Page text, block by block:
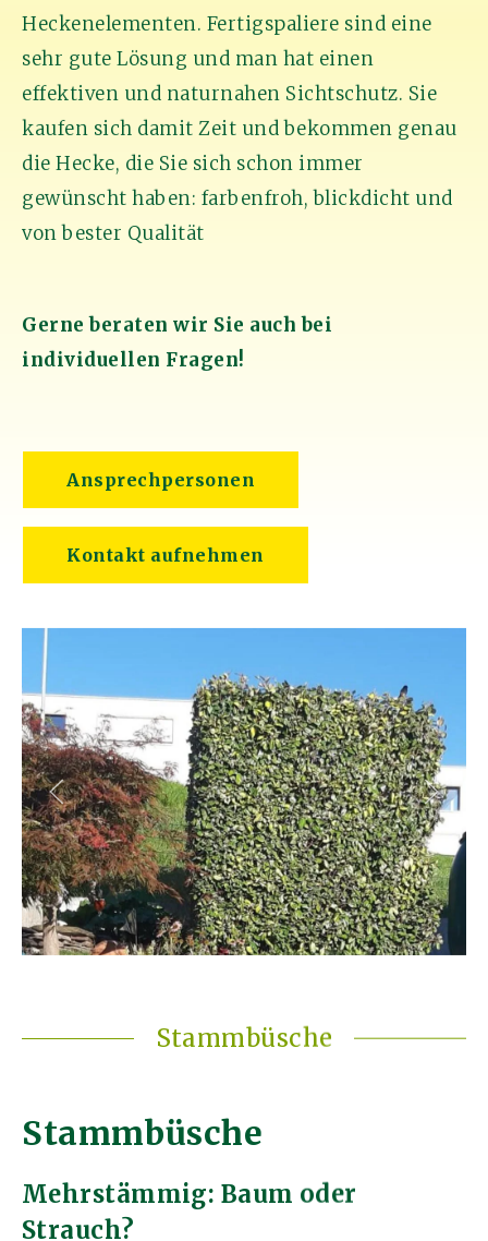
Heckenelementen. Fertigspaliere sind eine
sehr gute Lösung und man hat einen
effektiven und naturnahen Sichtschutz. Sie
kaufen sich damit Zeit und bekommen genau
die Hecke, die Sie sich schon immer
gewünscht haben: farbenfroh, blickdicht und
von bester Qualität
Gerne beraten wir Sie auch bei
individuellen Fragen!
Ansprechpersonen
Kontakt aufnehmen
Stammbüsche
Stammbüsche
Mehrstämmig: Baum oder
Strauch?